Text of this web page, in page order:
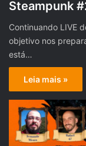
Steampunk
Continuando LIVE
objetivo nos
está…
Leia mais »